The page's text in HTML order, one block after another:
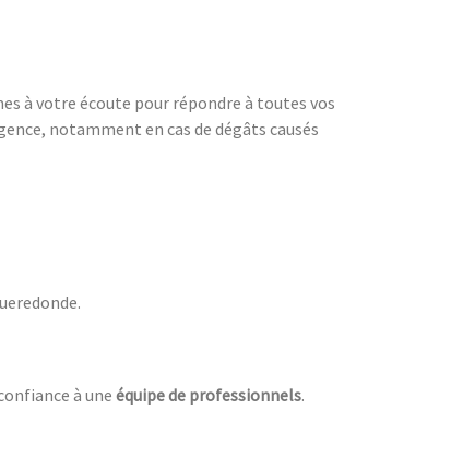
à votre écoute pour répondre à toutes vos
notamment en cas de dégâts causés
à uneéquipe de professionnels.